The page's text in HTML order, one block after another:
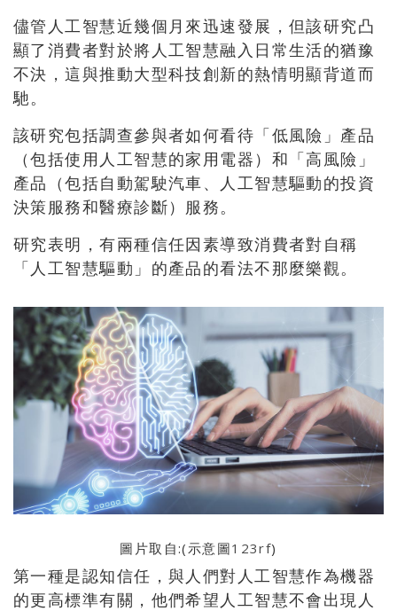
儘管人工智慧近幾個月來迅速發展，但該研究凸
顯了消費者對於將人工智慧融入日常生活的猶豫
不決，這與推動大型科技創新的熱情明顯背道而
馳。
該研究包括調查參與者如何看待「低風險」產品
（包括使用人工智慧的家用電器）和「高風險」
產品（包括自動駕駛汽車、人工智慧驅動的投資
決策服務和醫療診斷）服務。
研究表明，有兩種信任因素導致消費者對自稱
「人工智慧驅動」的產品的看法不那麼樂觀。
圖片取自:(示意圖123rf)
第一種是認知信任，與人們對人工智慧作為機器
的更高標準有關，他們希望人工智慧不會出現人